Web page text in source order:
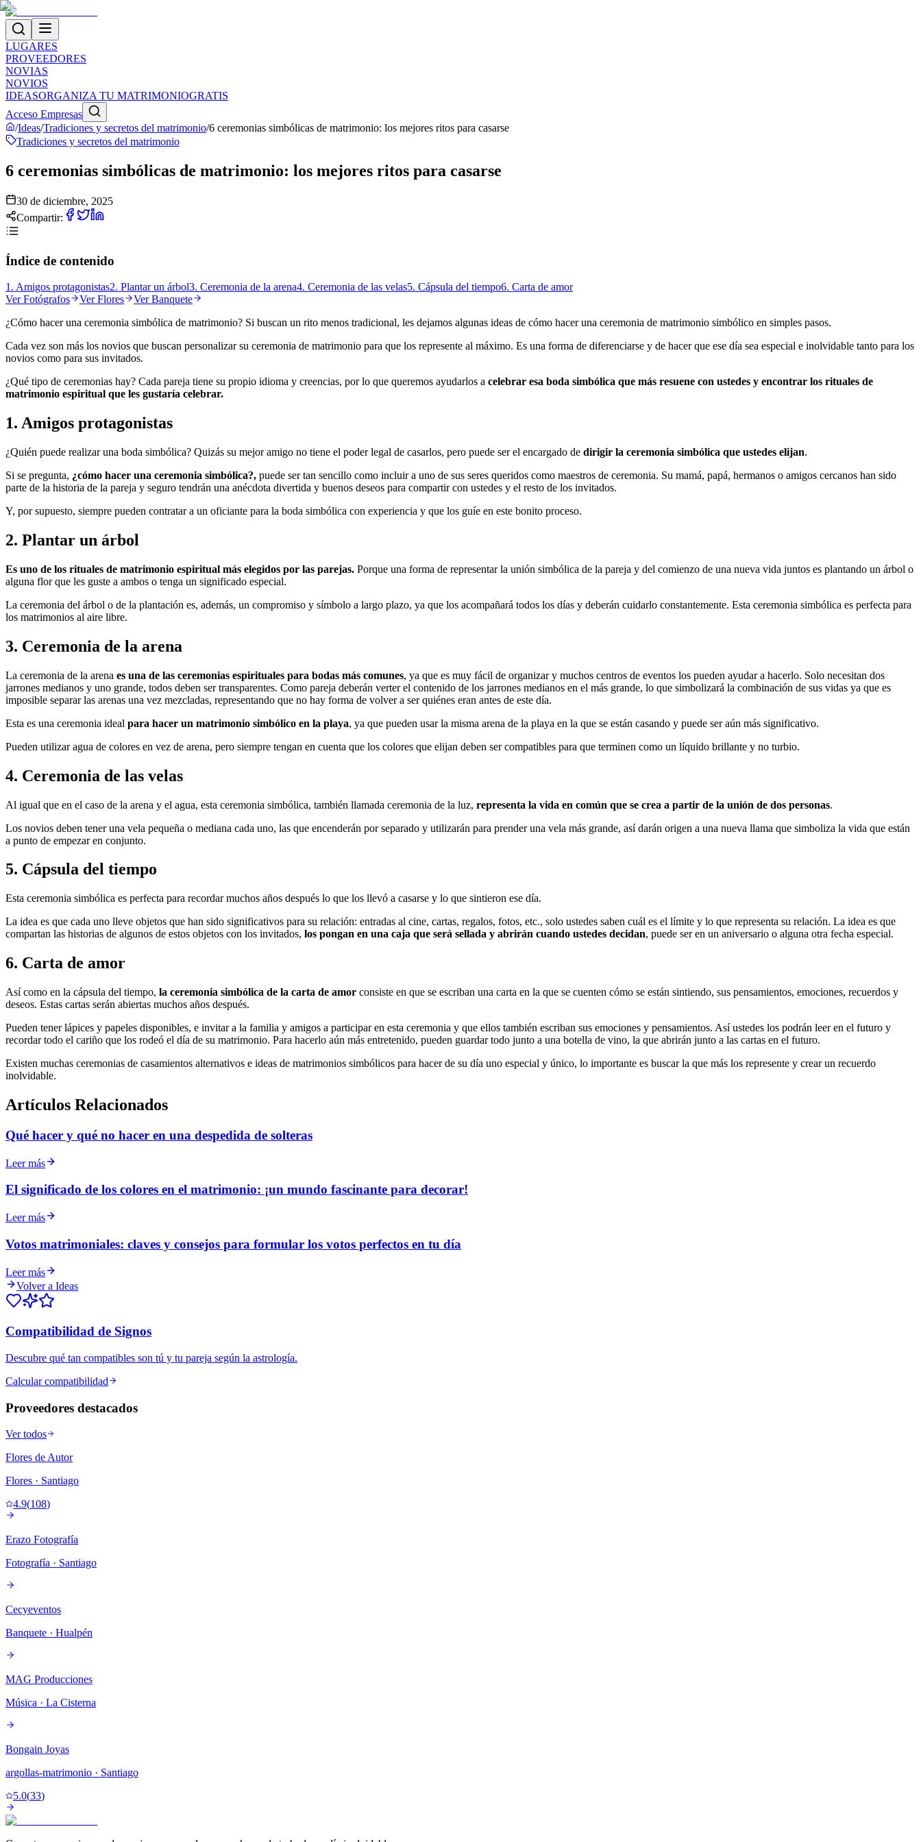
LUGARES
PROVEEDORES
NOVIAS
NOVIOS
IDEASORGANIZA TU MATRIMONIOGRATIS
Acceso Empresas
/Ideas/Tradiciones y secretos del matrimonio/6 ceremonias simbólicas de matrimonio: los mejores ritos para casarse
Tradiciones y secretos del matrimonio
6 ceremonias simbólicas de matrimonio: los mejores ritos para casarse
30 de diciembre, 2025
Compartir:
Índice de contenido
1. Amigos protagonistas2. Plantar un árbol3. Ceremonia de la arena4. Ceremonia de las velas5. Cápsula del tiempo6. Carta de amor
VerFotógrafos VerFlores VerBanquete
¿Cómo hacer una ceremonia simbólica de matrimonio? Si buscan un rito menos tradicional, les dejamos algunas ideas de cómo hacer una ceremonia de matrimonio simbólico en simples pasos.
Cada vez son más los novios que buscan personalizar su ceremonia de matrimonio para que los represente al máximo. Es una forma de diferenciarse y de hacer que ese día sea especial e inolvidable tanto para los
novios como para sus invitados.
¿Qué tipo de ceremonias hay? Cada pareja tiene su propio idioma y creencias, por lo que queremos ayudarlos a celebrar esa boda simbólica que más resuene con ustedes y encontrar los rituales de
matrimonio espiritual que les gustaría celebrar.
1. Amigos protagonistas
¿Quién puede realizar una boda simbólica? Quizás su mejor amigo no tiene el poder legal de casarlos, pero puede ser el encargado de dirigir la ceremonia simbólica que ustedes elijan.
Si se pregunta, ¿cómo hacer una ceremonia simbólica?, puede ser tan sencillo como incluir a uno de sus seres queridos como maestros de ceremonia. Su mamá, papá, hermanos o amigos cercanos han sido
parte de la historia de la pareja y seguro tendrán una anécdota divertida y buenos deseos para compartir con ustedes y el resto de los invitados.
Y, por supuesto, siempre pueden contratar a un oficiante para la boda simbólica con experiencia y que los guíe en este bonito proceso.
2. Plantar un árbol
Es uno de los rituales de matrimonio espiritual más elegidos por las parejas. Porque una forma de representar la unión simbólica de la pareja y del comienzo de una nueva vida juntos es plantando un árbol o
alguna flor que les guste a ambos o tenga un significado especial.
La ceremonia del árbol o de la plantación es, además, un compromiso y símbolo a largo plazo, ya que los acompañará todos los días y deberán cuidarlo constantemente. Esta ceremonia simbólica es perfecta para
los matrimonios al aire libre.
3. Ceremonia de la arena
La ceremonia de la arena es una de las ceremonias espirituales para bodas más comunes, ya que es muy fácil de organizar y muchos centros de eventos los pueden ayudar a hacerlo. Solo necesitan dos
jarrones medianos y uno grande, todos deben ser transparentes. Como pareja deberán verter el contenido de los jarrones medianos en el más grande, lo que simbolizará la combinación de sus vidas ya que es
imposible separar las arenas una vez mezcladas, representando que no hay forma de volver a ser quiénes eran antes de este día.
Esta es una ceremonia ideal para hacer un matrimonio simbólico en la playa, ya que pueden usar la misma arena de la playa en la que se están casando y puede ser aún más significativo.
Pueden utilizar agua de colores en vez de arena, pero siempre tengan en cuenta que los colores que elijan deben ser compatibles para que terminen como un líquido brillante y no turbio.
4. Ceremonia de las velas
Al igual que en el caso de la arena y el agua, esta ceremonia simbólica, también llamada ceremonia de la luz, representa la vida en común que se crea a partir de la unión de dos personas.
Los novios deben tener una vela pequeña o mediana cada uno, las que encenderán por separado y utilizarán para prender una vela más grande, así darán origen a una nueva llama que simboliza la vida que están
a punto de empezar en conjunto.
5. Cápsula del tiempo
Esta ceremonia simbólica es perfecta para recordar muchos años después lo que los llevó a casarse y lo que sintieron ese día.
La idea es que cada uno lleve objetos que han sido significativos para su relación: entradas al cine, cartas, regalos, fotos, etc., solo ustedes saben cuál es el límite y lo que representa su relación. La idea es que
compartan las historias de algunos de estos objetos con los invitados, los pongan en una caja que será sellada y abrirán cuando ustedes decidan, puede ser en un aniversario o alguna otra fecha especial.
6. Carta de amor
Así como en la cápsula del tiempo, la ceremonia simbólica de la carta de amor consiste en que se escriban una carta en la que se cuenten cómo se están sintiendo, sus pensamientos, emociones, recuerdos y
deseos. Estas cartas serán abiertas muchos años después.
Pueden tener lápices y papeles disponibles, e invitar a la familia y amigos a participar en esta ceremonia y que ellos también escriban sus emociones y pensamientos. Así ustedes los podrán leer en el futuro y
recordar todo el cariño que los rodeó el día de su matrimonio. Para hacerlo aún más entretenido, pueden guardar todo junto a una botella de vino, la que abrirán junto a las cartas en el futuro.
Existen muchas ceremonias de casamientos alternativos e ideas de matrimonios simbólicos para hacer de su día uno especial y único, lo importante es buscar la que más los represente y crear un recuerdo
inolvidable.
Artículos Relacionados
Qué hacer y qué no hacer en una despedida de solteras
Leer más
El significado de los colores en el matrimonio: ¡un mundo fascinante para decorar!
Leer más
Votos matrimoniales: claves y consejos para formular los votos perfectos en tu día
Leer más
Volver a Ideas
Compatibilidad de Signos
Descubre qué tan compatibles son tú y tu pareja según la astrología.
Calcular compatibilidad
Proveedores destacados
Ver todos
Flores de Autor
Flores · Santiago
4.9(108)
Erazo Fotografía
Fotografía · Santiago
Cecyeventos
Banquete · Hualpén
MAG Producciones
Música · La Cisterna
Bongain Joyas
argollas-matrimonio · Santiago
5.0(33)